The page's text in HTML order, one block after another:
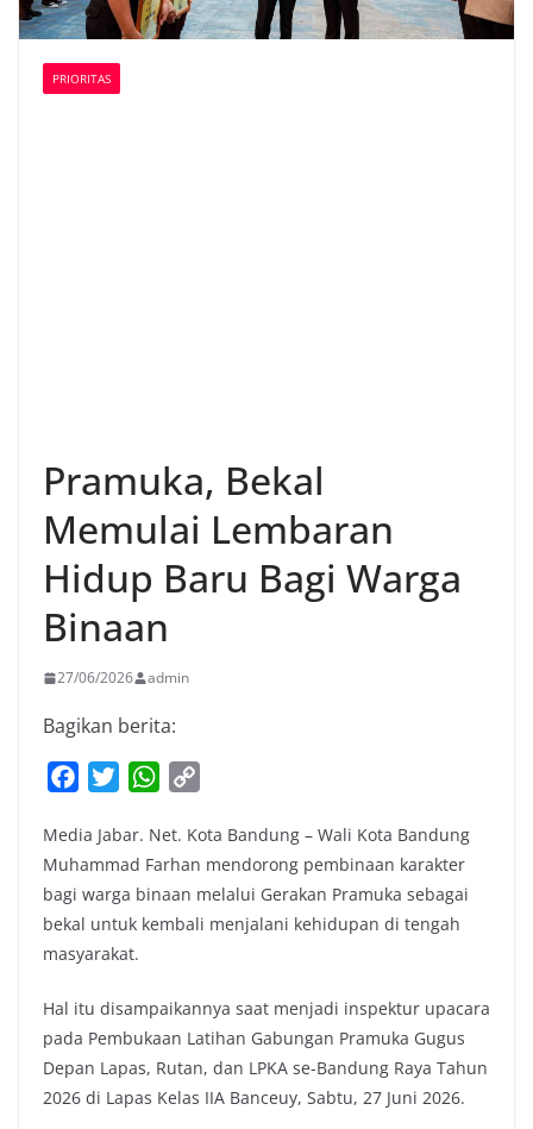
PRIORITAS
Pramuka, Bekal
Memulai Lembaran
Hidup Baru Bagi Warga
Binaan
27/06/2026 admin
Bagikan berita:
c
e
b
o
o
i
t
t
e
r
W
a
t
s
A
p
y
L
i
Media Jabar. Net. Kota Bandung – Wali Kota Bandung
Muhammad Farhan mendorong pembinaan karakter
bagi warga binaan melalui Gerakan Pramuka sebagai
bekal untuk kembali menjalani kehidupan di tengah
masyarakat.
Hal itu disampaikannya saat menjadi inspektur upacara
pada Pembukaan Latihan Gabungan Pramuka Gugus
Depan Lapas, Rutan, dan LPKA se-Bandung Raya Tahun
2026 di Lapas Kelas IIA Banceuy, Sabtu, 27 Juni 2026.